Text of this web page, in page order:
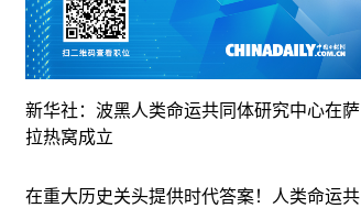
新华社：波黑人类命运共同体研究中心在萨
拉热窝成立
在重大历史关头提供时代答案！人类命运共